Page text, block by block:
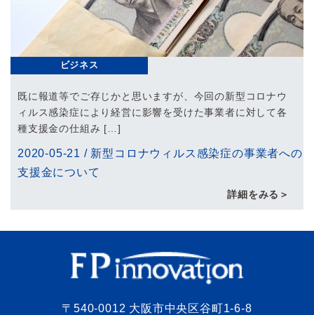
ビジネス
既に報道等でご存じかと思いますが、今回の新型コロナウ
ィルス感染症により経営に影響を受けた事業者に対して各
種支援金の仕組み […]
2020-05-21 / 新型コロナウィルス感染症の事業者への
支援金について
詳細をみる＞
〒540-0012 大阪市中央区谷町1-6-8